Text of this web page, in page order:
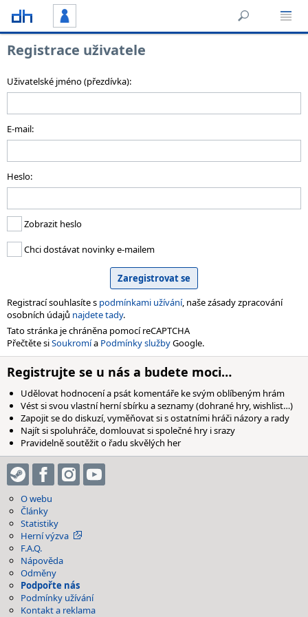
Registrace uživatele
Uživatelské jméno (přezdívka):
E-mail:
Heslo:
Zobrazit heslo
Chci dostávat novinky e-mailem
Registrací souhlasíte s podmínkami užívání, naše zásady zpracování
osobních údajů najdete tady.
Tato stránka je chráněna pomocí reCAPTCHA
Přečtěte siSoukromía Podmínky službyGoogle.
Registrujte se u nás a budete moci…
Udělovat hodnocení a psát komentáře ke svým oblíbeným hrám
Vést si svou vlastní herní sbírku a seznamy (dohrané hry, wishlist…)
Zapojit se do diskuzí, vyměňovat si s ostatními hráči názory a rady
Najít si spoluhráče, domlouvat si společné hry i srazy
Pravidelně soutěžit o řadu skvělých her
O webu
Články
Statistiky
Herní výzva
F.A.Q.
Nápověda
Odměny
Podpořte nás
Podmínky užívání
Kontakt a reklama